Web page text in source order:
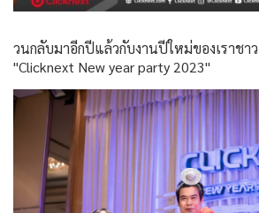
วนกลับมาอีกปีแล้วกับงานปีใหม่ของเราชา
"Clicknext New year party 2023"